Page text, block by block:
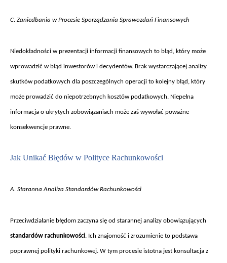
C. Zaniedbania w Procesie Sporządzania Sprawozdań Finansowych
Niedokładności w prezentacji informacji finansowych to błąd, który może
wprowadzić w błąd inwestorów i decydentów. Brak wystarczającej analizy
skutków podatkowych dla poszczególnych operacji to kolejny błąd, który
może prowadzić do niepotrzebnych kosztów podatkowych. Niepełna
informacja o ukrytych zobowiązaniach może zaś wywołać poważne
konsekwencje prawne.
Jak Unikać Błędów w Polityce Rachunkowości
A. Staranna Analiza Standardów Rachunkowości
Przeciwdziałanie błędom zaczyna się od starannej analizy obowiązujących
standardów rachunkowości. Ich znajomość i zrozumienie to podstawa
poprawnej polityki rachunkowej. W tym procesie istotna jest konsultacja z